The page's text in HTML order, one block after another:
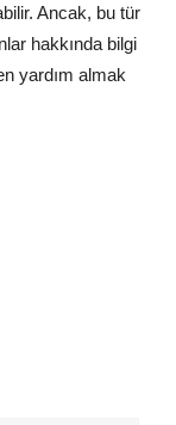
Ancak, bu tür
hakkında bilgi
yardım almak